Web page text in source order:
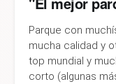
Parque con
mucha calidad y
top mundial y
corto (algunas